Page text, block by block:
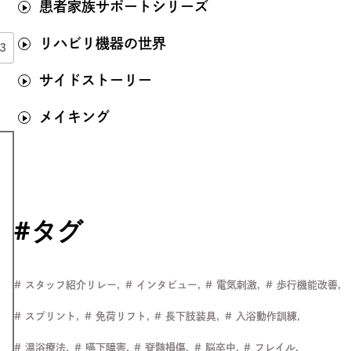
患者家族サポートシリーズ
リハビリ機器の世界
サイドストーリー
メイキング
#タグ
スタッフ紹介リレー インタビュー 電気刺激 歩行機能改善
スプリント 免荷リフト 長下肢装具 入浴動作訓練
温浴療法 嚥下障害 脊髄損傷 脳卒中 フレイル